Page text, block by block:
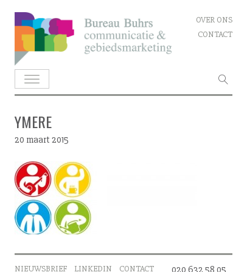
Skip
to
content
OVER ONS
CONTACT
YMERE
20 maart 2015
020 632 58 05
NIEUWSBRIEF LINKEDIN CONTACT